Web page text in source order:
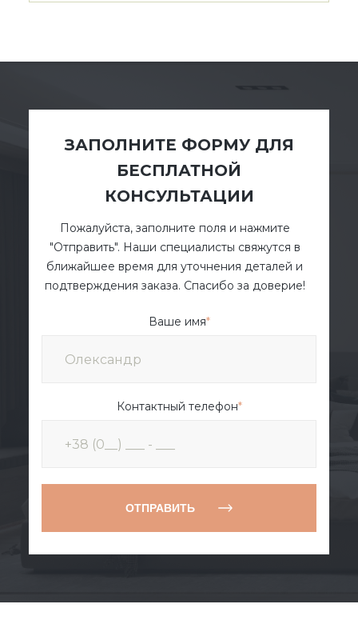
ЗАПОЛНИТЕ ФОРМУ ДЛЯ
БЕСПЛАТНОЙ
КОНСУЛЬТАЦИИ
Пожалуйста, заполните поля и нажмите
"Отправить". Наши специалисты свяжутся в
ближайшее время для уточнения деталей и
подтверждения заказа. Спасибо за доверие!
Ваше имя*
Контактный телефон*
ОТПРАВИТЬ